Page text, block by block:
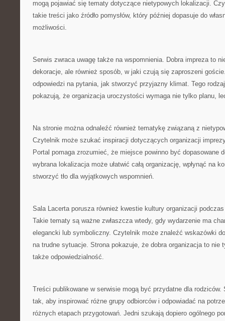
mogą pojawiać się tematy dotyczące nietypowych lokalizacji.
takie treści jako źródło pomysłów, który później dopasuje do
możliwości.
Serwis zwraca uwagę także na wspomnienia. Dobra impreza to
dekoracje, ale również sposób, w jaki czują się zaproszeni
odpowiedzi na pytania, jak stworzyć przyjazny klimat. Tego
pokazują, że organizacja uroczystości wymaga nie tylko planu,
Na stronie można odnaleźć również tematykę związaną z
Czytelnik może szukać inspiracji dotyczących organizacji
Portal pomaga zrozumieć, że miejsce powinno być dopasowane
wybrana lokalizacja może ułatwić całą organizację, wpłynąć na
stworzyć tło dla wyjątkowych wspomnień.
Sala Lacerta porusza również kwestie kultury organizacji
Takie tematy są ważne zwłaszcza wtedy, gdy wydarzenie ma
elegancki lub symboliczny. Czytelnik może znaleźć wskazówki
na trudne sytuacje. Strona pokazuje, że dobra organizacja to nie
także odpowiedzialność.
Treści publikowane w serwisie mogą być przydatne dla rodziców.
tak, aby inspirować różne grupy odbiorców i odpowiadać na
różnych etapach przygotowań. Jedni szukają dopiero ogólnego